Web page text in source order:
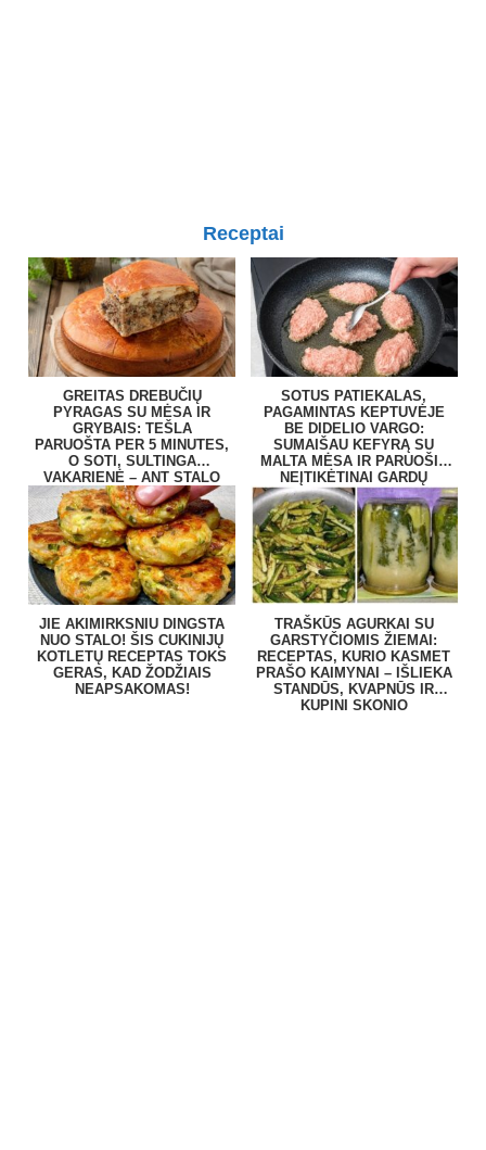
Receptai
GREITAS DREBUČIŲ
PYRAGAS SU MĖSA IR
GRYBAIS: TEŠLA
PARUOŠTA PER 5 MINUTES,
O SOTI, SULTINGA
VAKARIENĖ – ANT STALO
BE VARGO
SOTUS PATIEKALAS,
PAGAMINTAS KEPTUVĖJE
BE DIDELIO VARGO:
SUMAIŠAU KEFYRĄ SU
MALTA MĖSA IR PARUOŠIU
NEĮTIKĖTINAI GARDŲ
PATIEKALĄ
JIE AKIMIRKSNIU DINGSTA
NUO STALO! ŠIS CUKINIJŲ
KOTLETŲ RECEPTAS TOKS
GERAS, KAD ŽODŽIAIS
NEAPSAKOMAS!
TRAŠKŪS AGURKAI SU
GARSTYČIOMIS ŽIEMAI:
RECEPTAS, KURIO KASMET
PRAŠO KAIMYNAI – IŠLIEKA
STANDŪS, KVAPNŪS IR
KUPINI SKONIO